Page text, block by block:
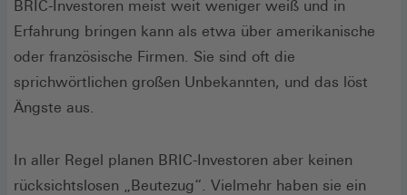
BRIC-Investoren meist weit weniger weiß und in
Erfahrung bringen kann als etwa über amerikanische
oder französische Firmen. Sie sind oft die
sprichwörtlichen großen Unbekannten, und das löst
Ängste aus.
In aller Regel planen BRIC-Investoren aber keinen
rücksichtslosen „Beutezug“. Vielmehr haben sie ein